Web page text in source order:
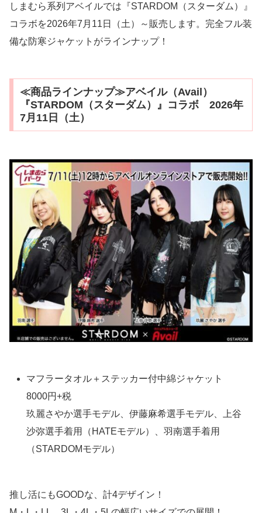
しまむら系列アベイルでは『STARDOM（スターダム）』
コラボを2026年7月11日（土）～販売します。完全フル装
備な防寒ジャケットがラインナップ！
≪商品ラインナップ≫アベイル（Avail）
『STARDOM（スターダム）』コラボ 2026年
7月11日（土）
マフラータオル＋ステッカー付中綿ジャケット
8000円+税
玖麗さやか選手モデル、伊藤麻希選手モデル、上谷
沙弥選手着用（HATEモデル）、羽南選手着用
（STARDOMモデル）
推し活にもGOODな、計4デザイン！